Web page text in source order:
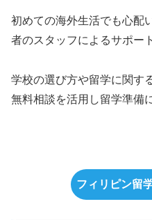
初めての海外生活でも心配
者のスタッフによるサポー
学校の選び方や留学に関す
無料相談を活用し留学準備
フィリピン留